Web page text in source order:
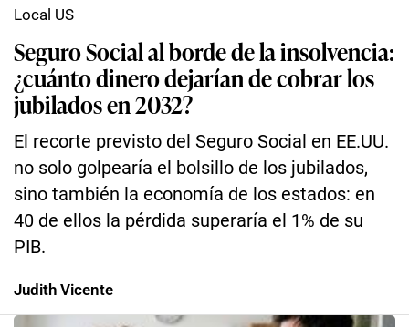
Seguro Social al borde de la insolvencia:
¿cuánto dinero dejarían de cobrar los
jubilados en 2032?
El recorte previsto del Seguro Social en EE.UU.
no solo golpearía el bolsillo de los jubilados,
sino también la economía de los estados: en
40 de ellos la pérdida superaría el 1% de su
PIB.
Local US
Judith Vicente